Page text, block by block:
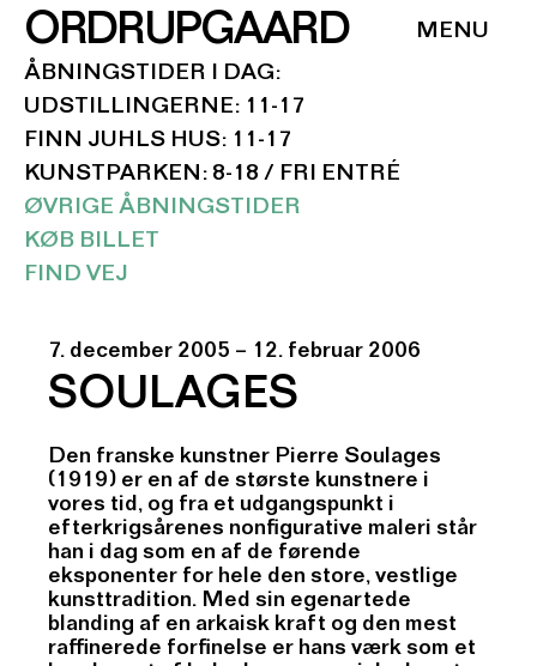
ORDRUPGAARD
ÅBNINGSTIDER I DAG:
UDSTILLINGERNE: 11-17
FINN JUHLS HUS: 11-17
KUNSTPARKEN: 8-18 / FRI ENTRÉ
ØVRIGE ÅBNINGSTIDER
KØB BILLET
FIND VEJ
7. december 2005 – 12. februar 2006
SOULAGES
Den franske kunstner Pierre Soulages
(1919) er en af de største kunstnere i
vores tid, og fra et udgangspunkt i
efterkrigsårenes nonfigurative maleri står
han i dag som en af de førende
eksponenter for hele den store, vestlige
kunsttradition. Med sin egenartede
blanding af en arkaisk kraft og den mest
raffinerede forfinelse er hans værk som et